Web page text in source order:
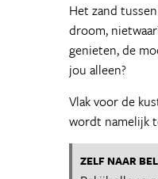
Het zand
droom,
genieten, de
jou alleen?
Vlak voor de
wordt namelijk
ZELF NAAR